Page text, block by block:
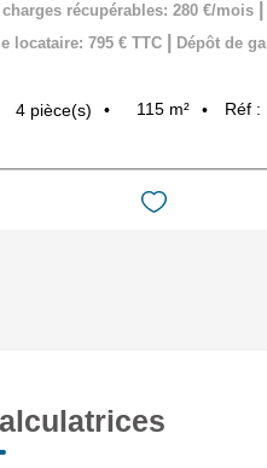
récupérables: 280 €/mois
locataire: 795 € TTC
Dépôt de
4 pièce(s) 115 m² Réf :